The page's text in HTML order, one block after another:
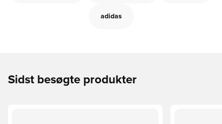
adidas
Sidst besøgte produkter